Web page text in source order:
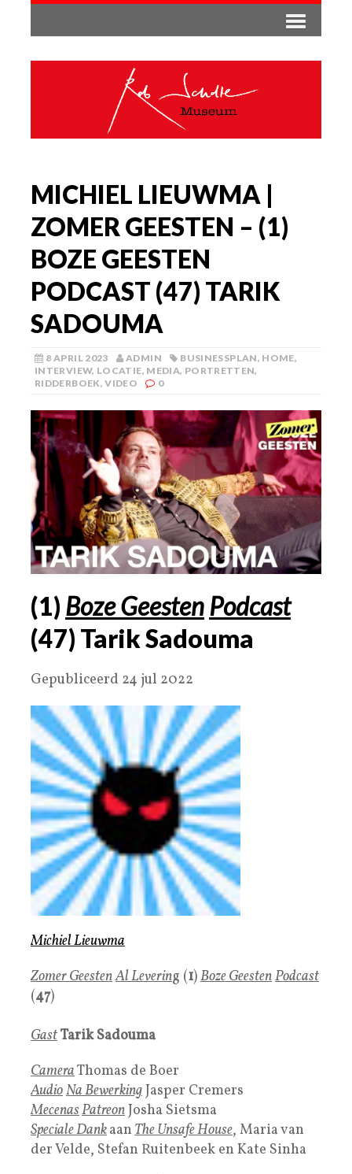
MICHIEL LIEUWMA |
ZOMER GEESTEN – (1)
BOZE GEESTEN
PODCAST (47) TARIK
SADOUMA
8 APRIL 2023 ADMIN BUSINESSPLAN, HOME,
INTERVIEW, LOCATIE, MEDIA, PORTRETTEN,
RIDDERBOEK,VIDEO 0
(1) Boze Geesten Podcast
(47) Tarik Sadouma
Gepubliceerd 24 jul 2022
Michiel Lieuwma
Zomer GeestenAl Levering (1)Boze GeestenPodcast
(47)
GastTarik Sadouma
CameraThomas de Boer
AudioNa BewerkingJasper Cremers
MecenasPatreonJosha Sietsma
Speciale DankaanThe Unsafe House, Maria van
der Velde, Stefan Ruitenbeek en Kate Sinha